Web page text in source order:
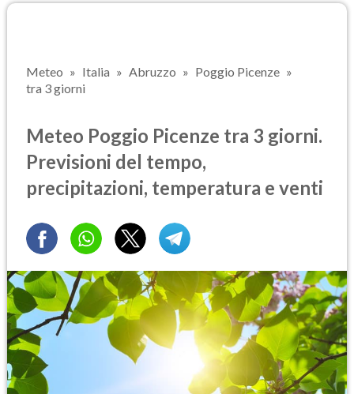
Meteo Italia Abruzzo
Poggio Picenze
tra 3 giorni
Meteo Poggio Picenze tra 3 giorni.
Previsioni del tempo,
precipitazioni, temperatura e venti